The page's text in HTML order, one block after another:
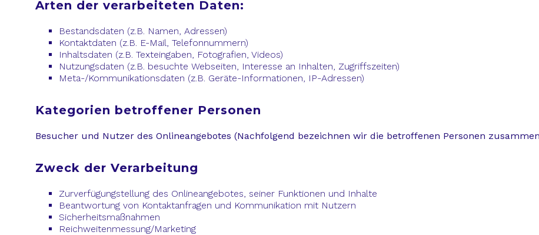
Arten der verarbeiteten Daten:
Bestandsdaten (z.B. Namen, Adressen)
Kontaktdaten (z.B. E-Mail, Telefonnummern)
Inhaltsdaten (z.B. Texteingaben, Fotografien, Videos)
Nutzungsdaten (z.B. besuchte Webseiten, Interesse an Inhalten, Zugriffszeiten)
Meta-/Kommunikationsdaten (z.B. Geräte-Informationen, IP-Adressen)
Kategorien betroffener Personen
Besucher und Nutzer des Onlineangebotes (Nachfolgend bezeichnen wir die betroffenen Personen
Zweck der Verarbeitung
Zurverfügungstellung des Onlineangebotes, seiner Funktionen und Inhalte
Beantwortung von Kontaktanfragen und Kommunikation mit Nutzern
Sicherheitsmaßnahmen
Reichweitenmessung/Marketing